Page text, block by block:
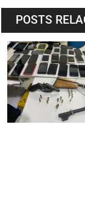
POSTS